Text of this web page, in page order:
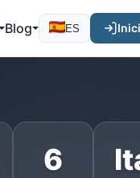
Blog ES
6